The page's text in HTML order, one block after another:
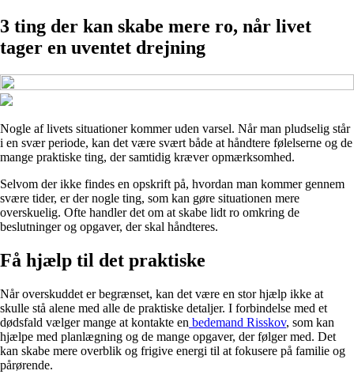
3 ting der kan skabe mere ro, når livet
tager en uventet drejning
Nogle af livets situationer kommer uden varsel. Når man pludselig står
i en svær periode, kan det være svært både at håndtere følelserne og de
mange praktiske ting, der samtidig kræver opmærksomhed.
Selvom der ikke findes en opskrift på, hvordan man kommer gennem
svære tider, er der nogle ting, som kan gøre situationen mere
overskuelig. Ofte handler det om at skabe lidt ro omkring de
beslutninger og opgaver, der skal håndteres.
Få hjælp til det praktiske
Når overskuddet er begrænset, kan det være en stor hjælp ikke at
skulle stå alene med alle de praktiske detaljer. I forbindelse med et
dødsfald vælger mange at kontakte en bedemand Risskov, som kan
hjælpe med planlægning og de mange opgaver, der følger med. Det
kan skabe mere overblik og frigive energi til at fokusere på familie og
pårørende.